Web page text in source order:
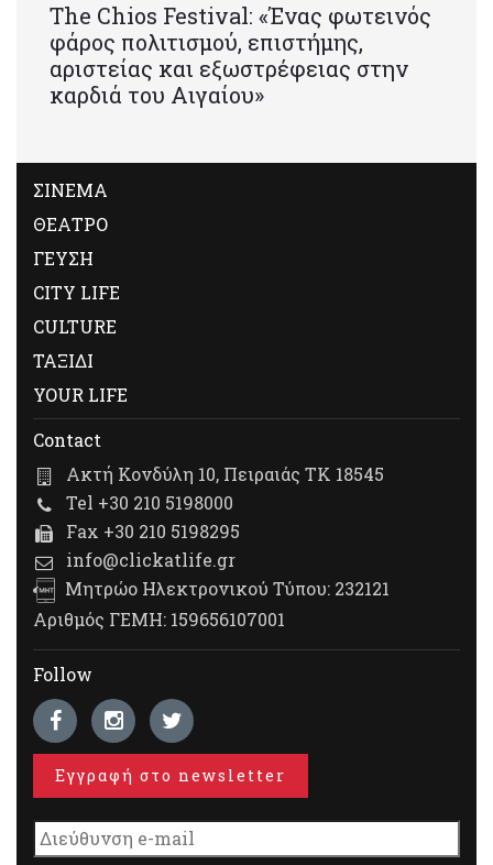
Τhe Chios Festival: «Ένας φωτεινός
φάρος πολιτισμού, επιστήμης,
αριστείας και εξωστρέφειας στην
καρδιά του Αιγαίου»
ΣΙΝΕΜΑ
ΘΕΑΤΡΟ
ΓΕΥΣΗ
CITY LIFE
CULTURE
ΤΑΞΙΔΙ
YOUR LIFE
Contact
Ακτή Κονδύλη 10, Πειραιάς ΤΚ 18545
Tel +30 210 5198000
Fax +30 210 5198295
info@clickatlife.gr
Μητρώο Ηλεκτρονικού Τύπου: 232121
Αριθμός ΓΕΜΗ: 159656107001
Follow
Εγγραφή στο newsletter